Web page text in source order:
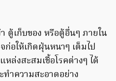
ตู้เก็บของ หรือตู้อื่นๆ ภายใน
อให้เกิดฝุ่นหนาๆ เต็มไป
ล่งสะสมเชื้อโรคต่างๆ ได้
ำความสะอาดอย่าง